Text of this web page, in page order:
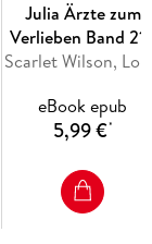
Julia Ärzte zum
Verlieben Band
eBook epub
5,99 €*